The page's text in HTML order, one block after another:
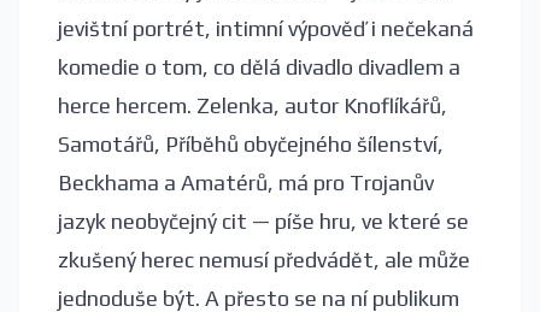
jevištní portrét, intimní výpověď i nečekaná
komedie o tom, co dělá divadlo divadlem a
herce hercem. Zelenka, autor Knoflíkářů,
Samotářů, Příběhů obyčejného šílenství,
Beckhama a Amatérů, má pro Trojanův
jazyk neobyčejný cit — píše hru, ve které se
zkušený herec nemusí předvádět, ale může
jednoduše být. A přesto se na ní publikum